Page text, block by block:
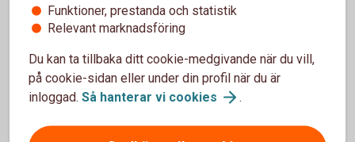
affärskontroller för den valda betaltypen. Vid fel
skapas automatiska felmeddelanden och
Funktioner, prestanda och statistik
Relevant marknadsföring
Du kan ta tillbaka ditt cookie-medgivande när du vill,
på cookie-sidan eller under din profil när du är
inloggad. Så hanterar vi cookies .